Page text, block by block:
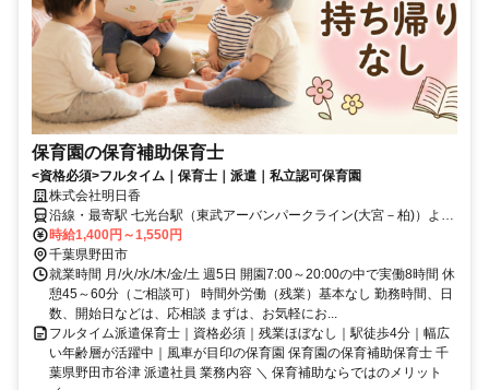
保育園の保育補助保育士
<資格必須>フルタイム｜保育士｜派遣｜私立認可保育園
株式会社明日香
沿線・最寄駅 七光台駅（東武アーバンパークライン(大宮－柏)）より
徒歩3分清水公園駅（東武アーバンパークライン(大宮－柏)）より徒
歩20分川間駅（東武アーバンパークライン(大宮－柏)）より徒歩30分
時給1,400円～1,550円
千葉県野田市
就業時間 月/火/水/木/金/土 週5日 開園7:00～20:00の中で実働8時間 休
憩45～60分（ご相談可） 時間外労働（残業）基本なし 勤務時間、日
数、開始日などは、応相談 まずは、お気軽にお...
フルタイム派遣保育士｜資格必須｜残業ほぼなし｜駅徒歩4分｜幅広
い年齢層が活躍中｜風車が目印の保育園 保育園の保育補助保育士 千
葉県野田市谷津 派遣社員 業務内容 ＼ 保育補助ならではのメリット